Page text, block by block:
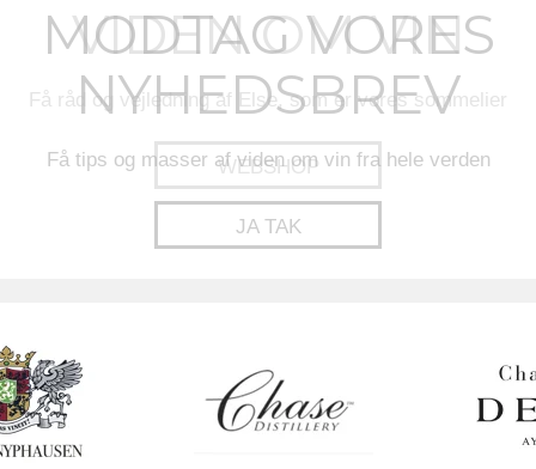
MODTAG VORES
NYHEDSBREV
Få tips og masser af viden om vin fra hele verden
JA TAK